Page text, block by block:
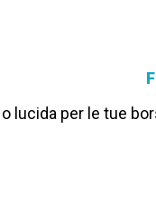
lucida per le tue